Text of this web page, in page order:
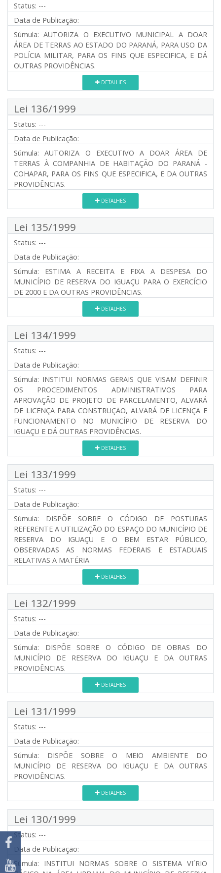
Status: ---
Data de Publicação:
Súmula: AUTORIZA O EXECUTIVO MUNICIPAL A DOAR
ÁREA DE TERRAS AO ESTADO DO PARANÁ, PARA USO DA
POLÍCIA MILITAR, PARA OS FINS QUE ESPECIFICA, E DÁ
OUTRAS PROVIDÊNCIAS.
DETALHES
Lei 136/1999
Status: ---
Data de Publicação:
Súmula: AUTORIZA O EXECUTIVO A DOAR ÁREA DE
TERRAS À COMPANHIA DE HABITAÇÃO DO PARANÁ -
COHAPAR, PARA OS FINS QUE ESPECIFICA, E DA OUTRAS
PROVIDÊNCIAS.
DETALHES
Lei 135/1999
Status: ---
Data de Publicação:
Súmula: ESTIMA A RECEITA E FIXA A DESPESA DO
MUNICÍPIO DE RESERVA DO IGUAÇU PARA O EXERCÍCIO
DE 2000 E DA OUTRAS PROVIDÊNCIAS.
DETALHES
Lei 134/1999
Status: ---
Data de Publicação:
Súmula: INSTITUI NORMAS GERAIS QUE VISAM DEFINIR
OS PROCEDIMENTOS ADMINISTRATIVOS PARA
APROVAÇÃO DE PROJETO DE PARCELAMENTO, ALVARÁ
DE LICENÇA PARA CONSTRUÇÃO, ALVARÁ DE LICENÇA E
FUNCIONAMENTO NO MUNICÍPIO DE RESERVA DO
IGUAÇU E DÁ OUTRAS PROVIDÊNCIAS.
DETALHES
Lei 133/1999
Status: ---
Data de Publicação:
Súmula: DISPÕE SOBRE O CÓDIGO DE POSTURAS
REFERENTE A UTILIZAÇÃO DO ESPAÇO DO MUNICÍPIO DE
RESERVA DO IGUAÇU E O BEM ESTAR PÚBLICO,
OBSERVADAS AS NORMAS FEDERAIS E ESTADUAIS
RELATIVAS A MATÉRIA
DETALHES
Lei 132/1999
Status: ---
Data de Publicação:
Súmula: DISPÕE SOBRE O CÓDIGO DE OBRAS DO
MUNICÍPIO DE RESERVA DO IGUAÇU E DA OUTRAS
PROVIDÊNCIAS.
DETALHES
Lei 131/1999
Status: ---
Data de Publicação:
Súmula: DISPÕE SOBRE O MEIO AMBIENTE DO
MUNICÍPIO DE RESERVA DO IGUAÇU E DA OUTRAS
PROVIDÊNCIAS.
DETALHES
Lei 130/1999
Status: ---
Data de Publicação:
Súmula: INSTITUI NORMAS SOBRE O SISTEMA VI´RIO